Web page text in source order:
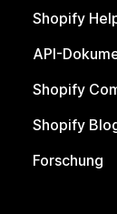
Shopify
API-
Shopify
Shopify
Forschung